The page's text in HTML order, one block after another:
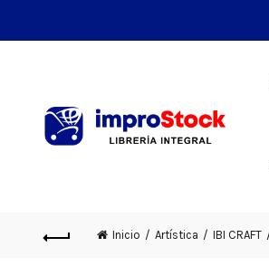
Inicio Artística IBI CRAFT